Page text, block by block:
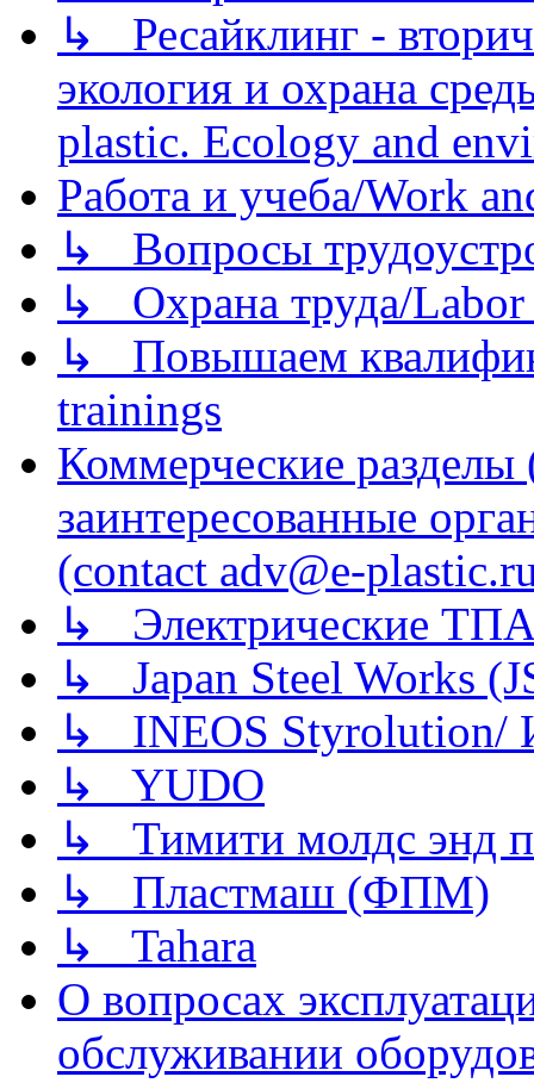
↳ Ресайклинг -
экология и охрана
plastic. Ecology and
Работа и учеба/Work
↳ Вопросы
↳ Охрана труда/Labor
↳ Повышаем
trainings
Коммерческие
заинтересованные
(contact adv@e-
↳ Электрические
↳ Japan Steel Works
↳ INEOS
↳ YUDO
↳ Тимити молдс энд
↳ Пластмаш (ФПМ)
↳ Tahara
О вопросах
обслуживании